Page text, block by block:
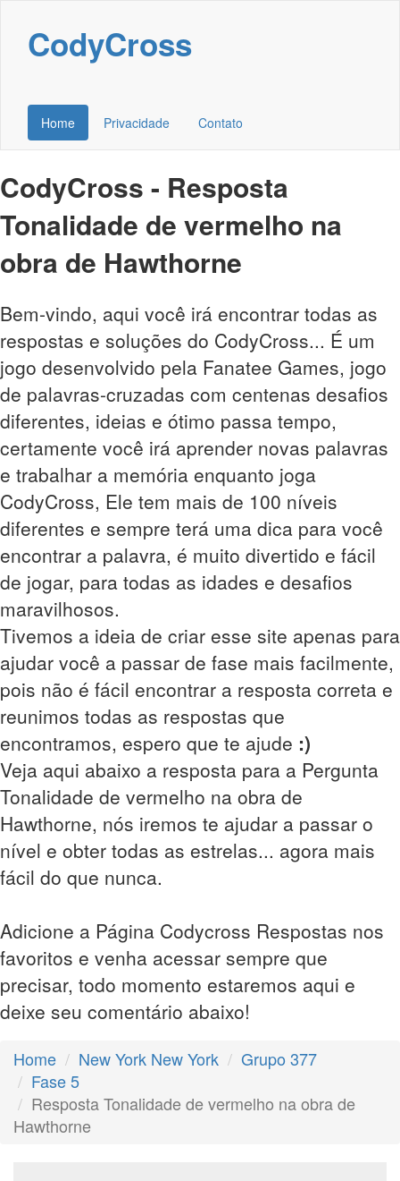
CodyCross
Home Privacidade Contato
CodyCross - Resposta
Tonalidade de vermelho na
obra de Hawthorne
Bem-vindo, aqui você irá encontrar todas as
respostas e soluções do CodyCross... É um
jogo desenvolvido pela Fanatee Games, jogo
de palavras-cruzadas com centenas desafios
diferentes, ideias e ótimo passa tempo,
certamente você irá aprender novas palavras
e trabalhar a memória enquanto joga
CodyCross, Ele tem mais de 100 níveis
diferentes e sempre terá uma dica para você
encontrar a palavra, é muito divertido e fácil
de jogar, para todas as idades e desafios
maravilhosos.
Tivemos a ideia de criar esse site apenas para
ajudar você a passar de fase mais facilmente,
pois não é fácil encontrar a resposta correta e
reunimos todas as respostas que
encontramos, espero que te ajude :)
Veja aqui abaixo a resposta para a Pergunta
Tonalidade de vermelho na obra de
Hawthorne, nós iremos te ajudar a passar o
nível e obter todas as estrelas... agora mais
fácil do que nunca.
Adicione a Página Codycross Respostas nos
favoritos e venha acessar sempre que
precisar, todo momento estaremos aqui e
deixe seu comentário abaixo!
Home New York New York
Grupo 377
Fase 5
Resposta Tonalidade de vermelho na obra de
Hawthorne